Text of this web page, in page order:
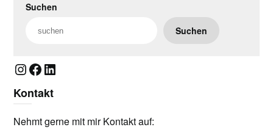
Suchen
Suchen
Instagram
Facebook
LinkedIn
Kontakt
Nehmt gerne mit mir Kontakt auf: